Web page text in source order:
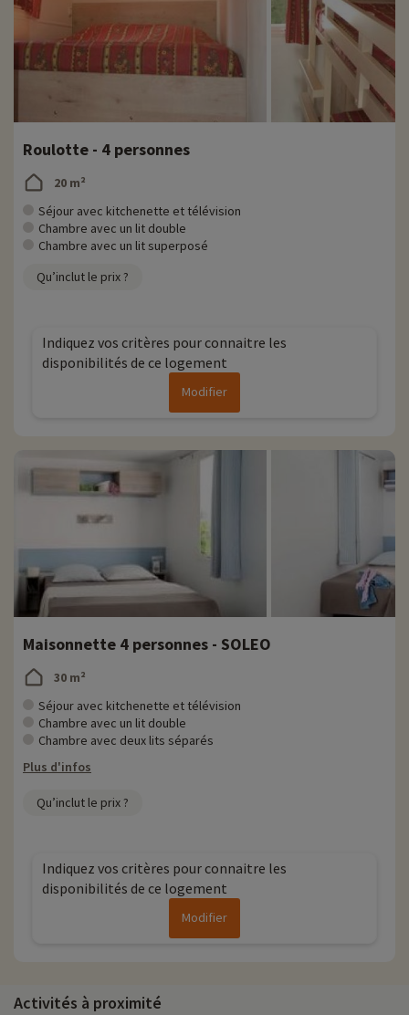
Roulotte - 4 personnes
20 m²
Séjour avec kitchenette et télévision
Chambre avec un lit double
Chambre avec un lit superposé
Qu’inclut le prix ?
Indiquez vos critères pour connaitre les
disponibilités de ce logement
Modifier
Maisonnette 4 personnes - SOLEO
30 m²
Séjour avec kitchenette et télévision
Chambre avec un lit double
Chambre avec deux lits séparés
Plus d'infos
Qu’inclut le prix ?
Indiquez vos critères pour connaitre les
disponibilités de ce logement
Modifier
Activités à proximité